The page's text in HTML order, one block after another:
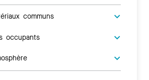
communs
occupants